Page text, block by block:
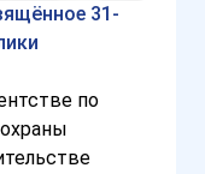
31-
по